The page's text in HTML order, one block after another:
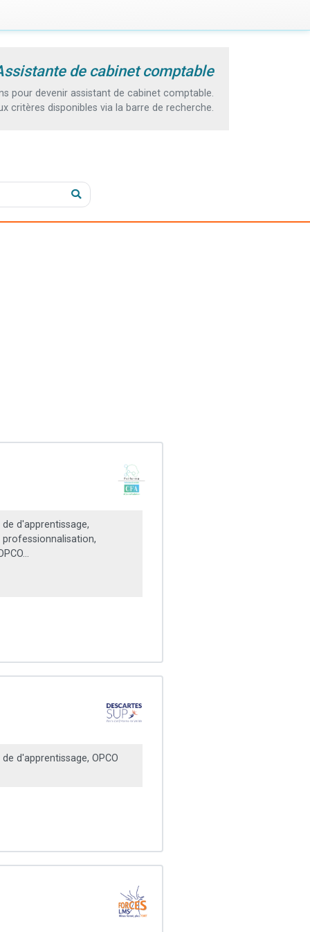
de cabinet comptable
pour devenir assistant de cabinet comptable.
critères disponibles via la barre de recherche.
d'apprentissage,
d'apprentissage, OPCO